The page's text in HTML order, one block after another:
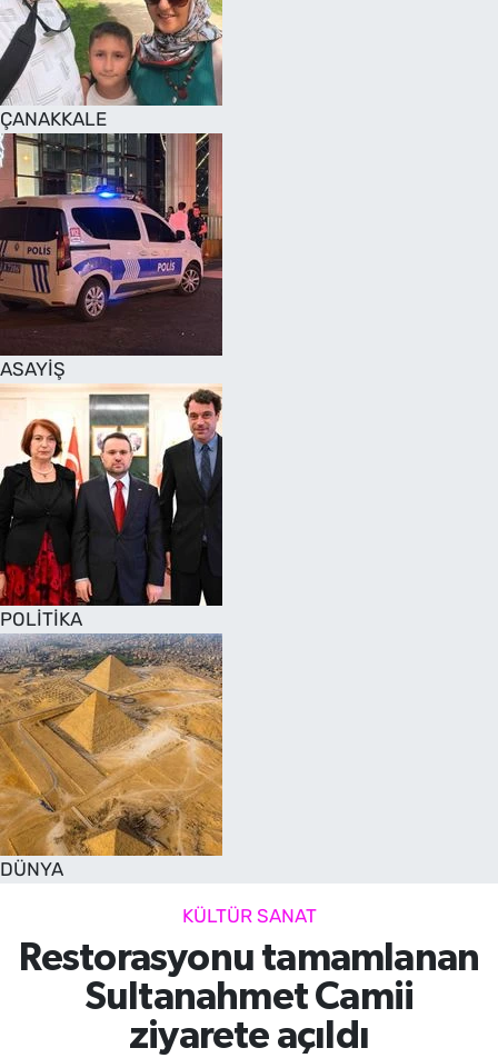
ÇANAKKALE
ASAYİŞ
POLİTİKA
DÜNYA
KÜLTÜR SANAT
Restorasyonu tamamlanan
Sultanahmet Camii
ziyarete açıldı
SAĞLIK
TV REHBERİ